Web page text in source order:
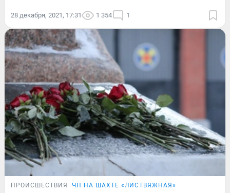
28 декабря, 2021, 17:31 1 354 1
ПРОИСШЕСТВИЯ ЧП НА ШАХТЕ «ЛИСТВЯЖНАЯ»